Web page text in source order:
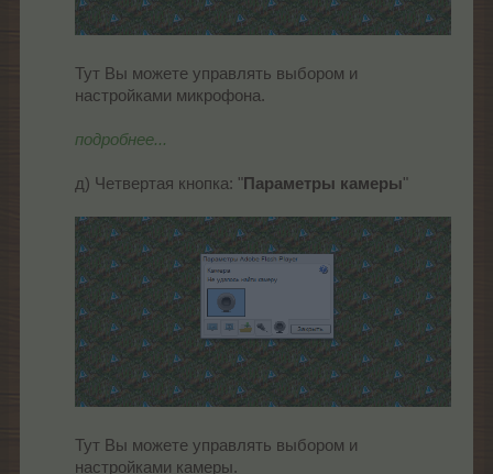
Тут Вы можете управлять выбором и
настройками микрофона.
подробнее...
д) Четвертая кнопка: "Параметры камеры"
Тут Вы можете управлять выбором и
настройками камеры.